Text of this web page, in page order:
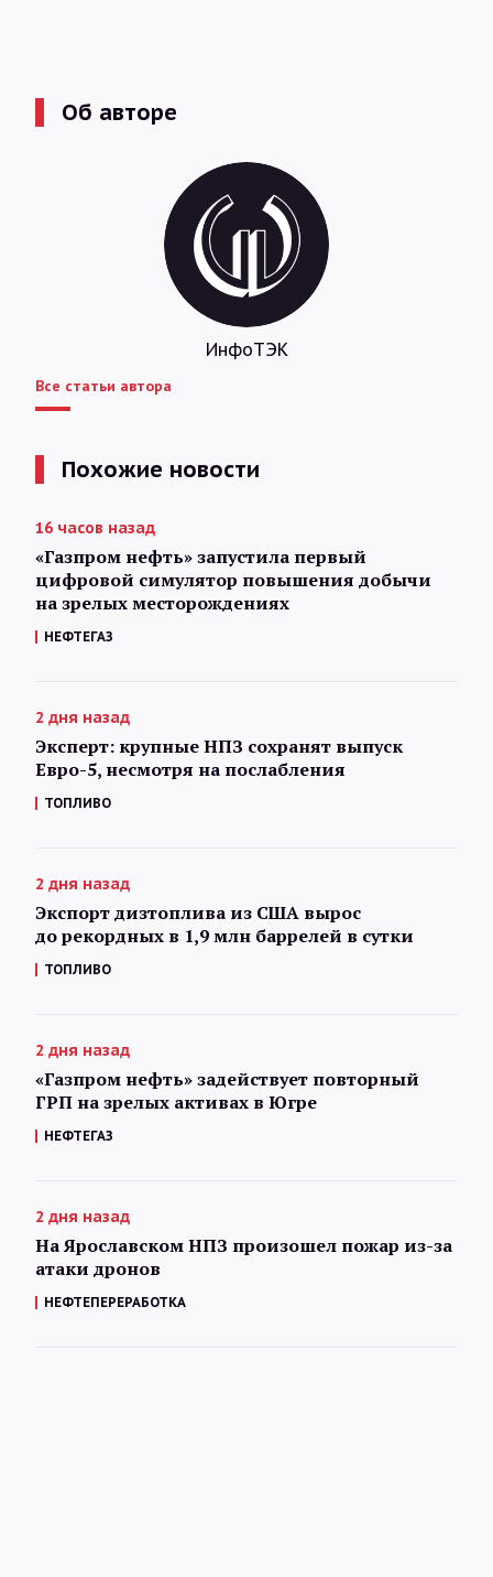
Об авторе
ИнфоТЭК
Все статьи автора
Похожие новости
16 часов назад
«Газпром нефть» запустила первый
цифровой симулятор повышения добычи
на зрелых месторождениях
НЕФТЕГАЗ
2 дня назад
Эксперт: крупные НПЗ сохранят выпуск
Евро-5, несмотря на послабления
ТОПЛИВО
2 дня назад
Экспорт дизтоплива из США вырос
до рекордных в 1,9 млн баррелей в сутки
ТОПЛИВО
2 дня назад
«Газпром нефть» задействует повторный
ГРП на зрелых активах в Югре
НЕФТЕГАЗ
2 дня назад
На Ярославском НПЗ произошел пожар из-за
атаки дронов
НЕФТЕПЕРЕРАБОТКА